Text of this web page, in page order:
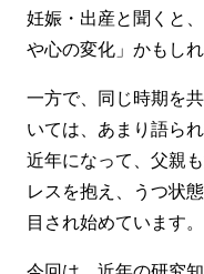
妊娠・出産と聞くと
や心の変化」かもしれ
一方で、同じ時期を
いては、あまり語ら
近年になって、父親
レスを抱え、うつ状
目され始めています。